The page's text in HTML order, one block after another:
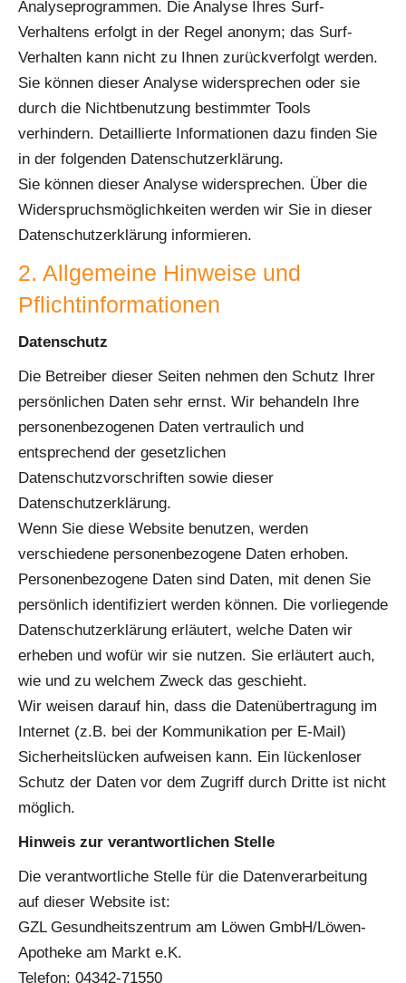
Analyseprogrammen. Die Analyse Ihres Surf-
Verhaltens erfolgt in der Regel anonym; das Surf-
Verhalten kann nicht zu Ihnen zurückverfolgt werden.
Sie können dieser Analyse widersprechen oder sie
durch die Nichtbenutzung bestimmter Tools
verhindern. Detaillierte Informationen dazu finden Sie
in der folgenden Datenschutzerklärung.
Sie können dieser Analyse widersprechen. Über die
Widerspruchsmöglichkeiten werden wir Sie in dieser
Datenschutzerklärung informieren.
2. Allgemeine Hinweise und
Pflichtinformationen
Datenschutz
Die Betreiber dieser Seiten nehmen den Schutz Ihrer
persönlichen Daten sehr ernst. Wir behandeln Ihre
personenbezogenen Daten vertraulich und
entsprechend der gesetzlichen
Datenschutzvorschriften sowie dieser
Datenschutzerklärung.
Wenn Sie diese Website benutzen, werden
verschiedene personenbezogene Daten erhoben.
Personenbezogene Daten sind Daten, mit denen Sie
persönlich identifiziert werden können. Die vorliegende
Datenschutzerklärung erläutert, welche Daten wir
erheben und wofür wir sie nutzen. Sie erläutert auch,
wie und zu welchem Zweck das geschieht.
Wir weisen darauf hin, dass die Datenübertragung im
Internet (z.B. bei der Kommunikation per E-Mail)
Sicherheitslücken aufweisen kann. Ein lückenloser
Schutz der Daten vor dem Zugriff durch Dritte ist nicht
möglich.
Hinweis zur verantwortlichen Stelle
Die verantwortliche Stelle für die Datenverarbeitung
auf dieser Website ist:
GZL Gesundheitszentrum am Löwen GmbH/Löwen-
Apotheke am Markt e.K.
Telefon: 04342-71550